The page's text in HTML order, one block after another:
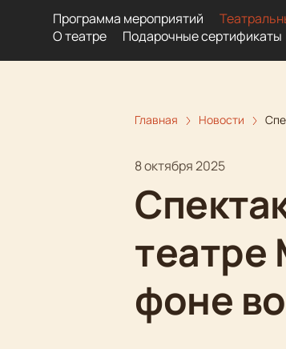
Программа мероприятий
О театре
Подарочные сертификаты
Главная Новости
8 октября 2025
театре
фоне